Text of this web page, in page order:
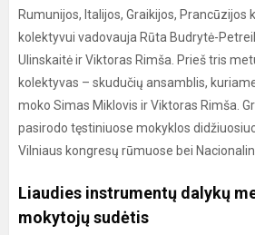
Rumunijos, Italijos, Graikijos, Prancūzijos
kolektyvui vadovauja Rūta Budrytė-
Ulinskaitė ir Viktoras Rimša. Prieš tris
kolektyvas – skudučių ansamblis,
moko Simas Miklovis ir Viktoras Rimša.
pasirodo tęstiniuose mokyklos
Vilniaus kongresų rūmuose bei
Liaudies instrumentų dalykų
mokytojų sudėtis